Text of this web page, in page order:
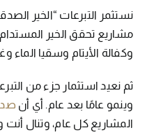
نستثمر التبرعات “الخير
مشاريع تحقق الخير
وكفالة الأيتام وسقيا الماء
ثم نعيد استثمار جزء من
وينمو عامًا بعد عام. أي أن
المشاريع كل عام، وتنال أنت